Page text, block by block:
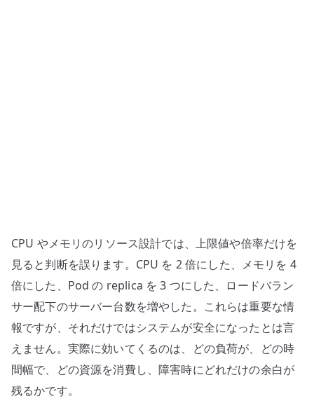
リ、
同
時
接
数、
障
害
時
CPU やメモリのリソース設計では、上限値や倍率だけを
見ると判断を誤ります。CPU を 2 倍にした、メモリを 4
倍にした、Pod の replica を 3 つにした、ロードバラン
サー配下のサーバー台数を増やした。これらは重要な情
報ですが、それだけではシステムが安全になったとは言
えません。実際に効いてくるのは、どの負荷が、どの時
間幅で、どの資源を消費し、障害時にどれだけの余白が
残るかです。